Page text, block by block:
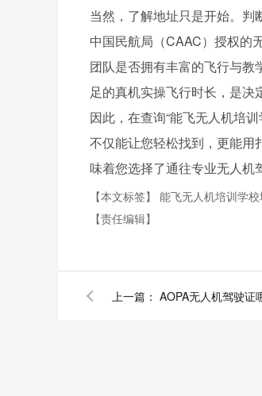
当然，了解地址只是开始。
中国民航局（CAAC）授权的
团队是否拥有丰富的飞行与
足的真机实操飞行时长，是决
因此，在查询“能飞无人机培
不仅能让您轻松找到，更能用
味着您选择了通往专业无人机
【本文标签】 能飞无人机培训学校
【责任编辑】
上一篇：